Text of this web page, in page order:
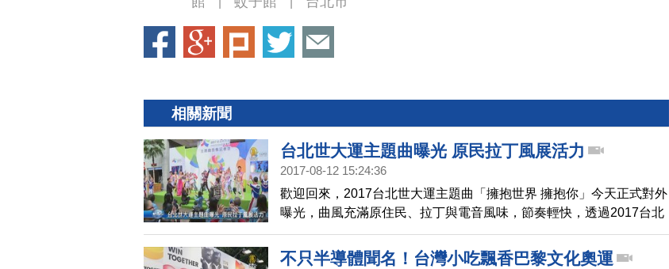
相關新聞
台北世大運主題曲曝光 原民拉丁風展活力
2017-08-12 15:24:36
歡迎回來，2017台北世大運主題曲「擁抱世界 擁抱你」今天正式對外
曝光，曲風充滿原住民、拉丁與電音風味，節奏輕快，透過2017台北
世大運，將台灣的聲音力量傳向世界。
不只半導體聞名！台灣小吃飄香巴黎文化奧運